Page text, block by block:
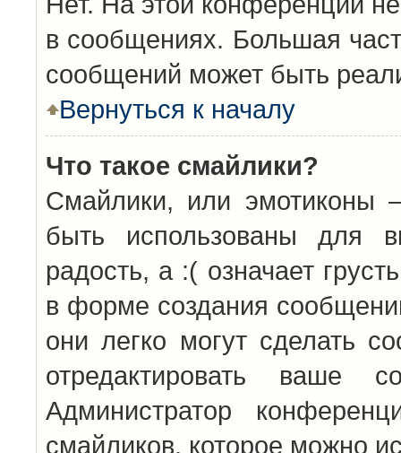
в сообщениях. Большая
сообщений может быть
Вернуться к началу
Что такое смайлики?
Смайлики, или эмотиконы
быть использованы для
радость, а :( означает
в форме создания
они легко могут сделать
отредактировать ваше
Администратор
смайликов, которое можно